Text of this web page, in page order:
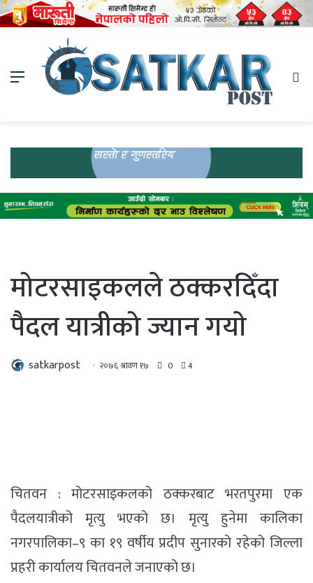
Menu
मोटरसाइकलले ठक्करदिँदा
पैदल यात्रीको ज्यान गयाे
satkarpost २०७६ श्रावण १७ 0 4
चितवन : मोटरसाइकलको ठक्करबाट भरतपुरमा एक
पैदलयात्रीको मृत्यु भएको छ। मृत्यु हुनेमा कालिका
नगरपालिका–९ का १९ वर्षीय प्रदीप सुनारको रहेको जिल्ला
प्रहरी कार्यालय चितवनले जनाएको छ।